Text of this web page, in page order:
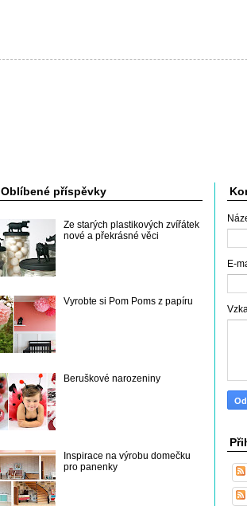
Oblíbené příspěvky
Ze starých plastikových zvířátek
nové a překrásné věci
Vyrobte si Pom Poms z papíru
Beruškové narozeniny
Inspirace na výrobu domečku
pro panenky
E-